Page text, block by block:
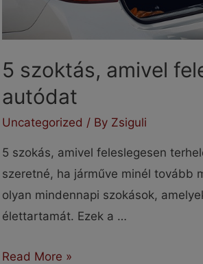
5 szoktás, amivel
autódat
Uncategorized / By Zsiguli
5 szokás, amivel feleslegesen
szeretné, ha járműve minél tovább
olyan mindennapi szokások,
élettartamát. Ezek a …
5
Read More »